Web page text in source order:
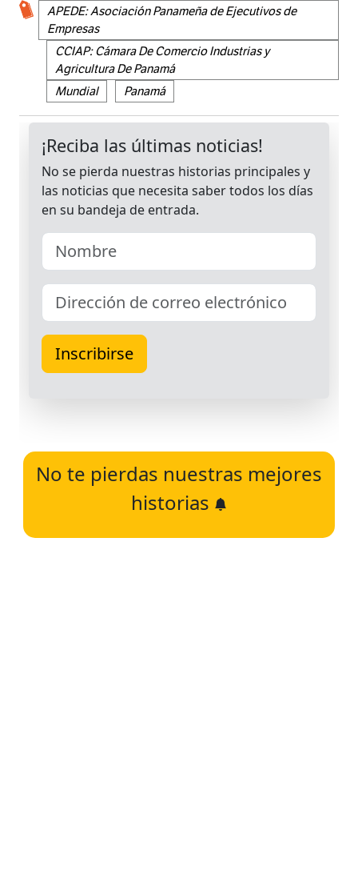
APEDE: Asociación Panameña de Ejecutivos de
Empresas
CCIAP: Cámara De Comercio Industrias y
Agricultura De Panamá
Mundial
Panamá
No te pierdas nuestras mejores
historias